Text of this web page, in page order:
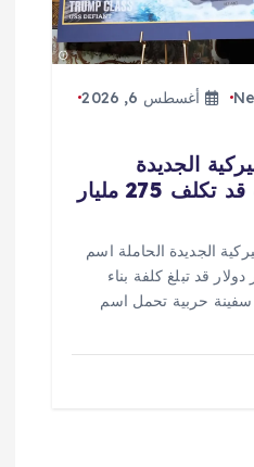
أغسطس 6, 2026
الجديدة
الحاملة اسم ترمب قد تكلف 275 مليار
الجديدة الحاملة اسم
275 مليار دولار قد تبلغ كلفة بناء
الأسطول الذي سيضم 15 سفينة حربية تحمل اسم